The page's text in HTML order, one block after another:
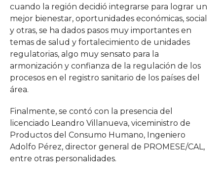
cuando la región decidió integrarse para lograr un
mejor bienestar, oportunidades económicas, social
y otras, se ha dados pasos muy importantes en
temas de salud y fortalecimiento de unidades
regulatorias, algo muy sensato para la
armonización y confianza de la regulación de los
procesos en el registro sanitario de los países del
área.
Finalmente, se contó con la presencia del
licenciado Leandro Villanueva, viceministro de
Productos del Consumo Humano, Ingeniero
Adolfo Pérez, director general de PROMESE/CAL,
entre otras personalidades.